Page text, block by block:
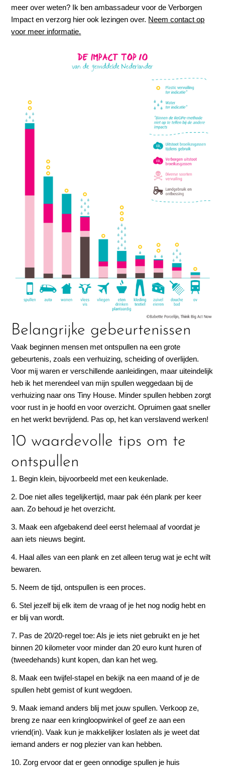
meer over weten? Ik ben ambassadeur voor de Verborgen
Impact en verzorg hier ook lezingen over. Neem contact op
voor meer informatie.
Belangrijke gebeurtenissen
Vaak beginnen mensen met ontspullen na een grote
gebeurtenis, zoals een verhuizing, scheiding of overlijden.
Voor mij waren er verschillende aanleidingen, maar uiteindelijk
heb ik het merendeel van mijn spullen weggedaan bij de
verhuizing naar ons Tiny House. Minder spullen hebben zorgt
voor rust in je hoofd en voor overzicht. Opruimen gaat sneller
en het werkt bevrijdend. Pas op, het kan verslavend werken!
10 waardevolle tips om te
ontspullen
1. Begin klein, bijvoorbeeld met een keukenlade.
2. Doe niet alles tegelijkertijd, maar pak één plank per keer
aan. Zo behoud je het overzicht.
3. Maak een afgebakend deel eerst helemaal af voordat je
aan iets nieuws begint.
4. Haal alles van een plank en zet alleen terug wat je echt wilt
bewaren.
5. Neem de tijd, ontspullen is een proces.
6. Stel jezelf bij elk item de vraag of je het nog nodig hebt en
er blij van wordt.
7. Pas de 20/20-regel toe: Als je iets niet gebruikt en je het
binnen 20 kilometer voor minder dan 20 euro kunt huren of
(tweedehands) kunt kopen, dan kan het weg.
8. Maak een twijfel-stapel en bekijk na een maand of je de
spullen hebt gemist of kunt wegdoen.
9. Maak iemand anders blij met jouw spullen. Verkoop ze,
breng ze naar een kringloopwinkel of geef ze aan een
vriend(in). Vaak kun je makkelijker loslaten als je weet dat
iemand anders er nog plezier van kan hebben.
10. Zorg ervoor dat er geen onnodige spullen je huis